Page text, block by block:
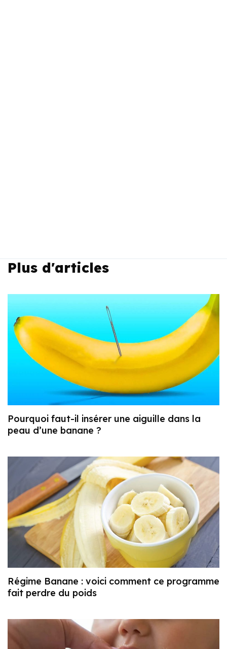
Plus d'articles
Pourquoi faut-il insérer une aiguille dans la
peau d’une banane ?
Régime Banane : voici comment ce programme
fait perdre du poids